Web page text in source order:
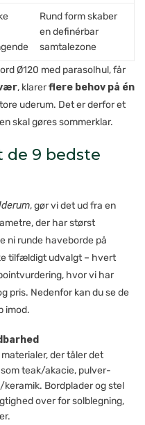
Rund form skaber
en definérbar
samtalezone
Ø120 med parasolhul, får
, klarerflere behov på én
uderum. Det er derfor et
skal gøres sommerklar.
de 9 bedste
, gør vi det ud fra en
der har størst
ni runde haveborde på
tilfældigt udvalgt – hvert
hvor vi har
pris. Nedenfor kan du se de
imod.
der tåler det
teak/akacie, pulver­
Bordplader og stel
over for solblegning,